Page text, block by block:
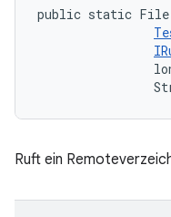
public static File
Ruft ein